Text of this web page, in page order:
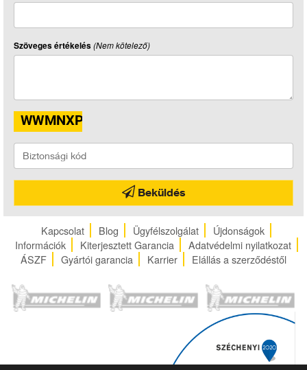
Szöveges értékelés(Nem kötelező)
Beküldés
Kapcsolat Blog Ügyfélszolgálat
Újdonságok
Információk
Kiterjesztett Garancia
Adatvédelmi nyilatkozat
ÁSZF
Gyártói garancia Karrier Elállás a szerződéstől